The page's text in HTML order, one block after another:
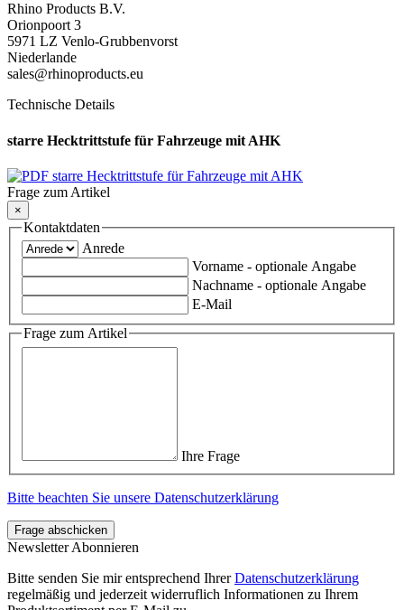
Rhino Products B.V.
Orionpoort 3
5971 LZ Venlo-Grubbenvorst
Niederlande
sales@rhinoproducts.eu
Technische Details
starre Hecktrittstufe für Fahrzeuge mit AHK
starre Hecktrittstufe für Fahrzeuge mit AHK
Frage zum Artikel
×
Kontaktdaten
Anrede
Vorname - optionale Angabe
Nachname - optionale Angabe
E-Mail
Frage zum Artikel
Ihre Frage
Bitte beachten Sie unsere Datenschutzerklärung
Frage abschicken
Newsletter Abonnieren
Bitte senden Sie mir entsprechend IhrerDatenschutzerklärung
regelmäßig und jederzeit widerruflich Informationen zu Ihrem